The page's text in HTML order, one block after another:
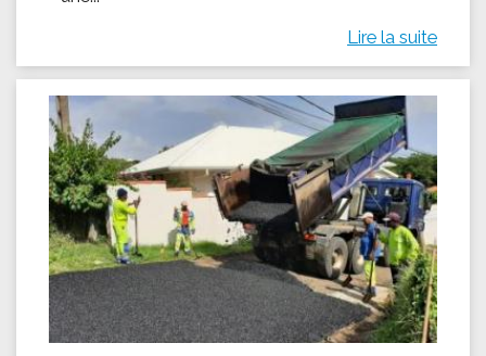
Lire la suite